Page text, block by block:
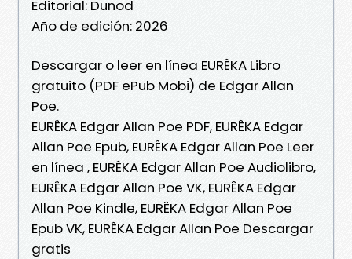
Editorial: Dunod
Año de edición: 2026
Descargar o leer en línea EURÊKA Libro
gratuito (PDF ePub Mobi) de Edgar Allan
Poe.
EURÊKA Edgar Allan Poe PDF, EURÊKA Edgar
Allan Poe Epub, EURÊKA Edgar Allan Poe Leer
en línea , EURÊKA Edgar Allan Poe Audiolibro,
EURÊKA Edgar Allan Poe VK, EURÊKA Edgar
Allan Poe Kindle, EURÊKA Edgar Allan Poe
Epub VK, EURÊKA Edgar Allan Poe Descargar
gratis